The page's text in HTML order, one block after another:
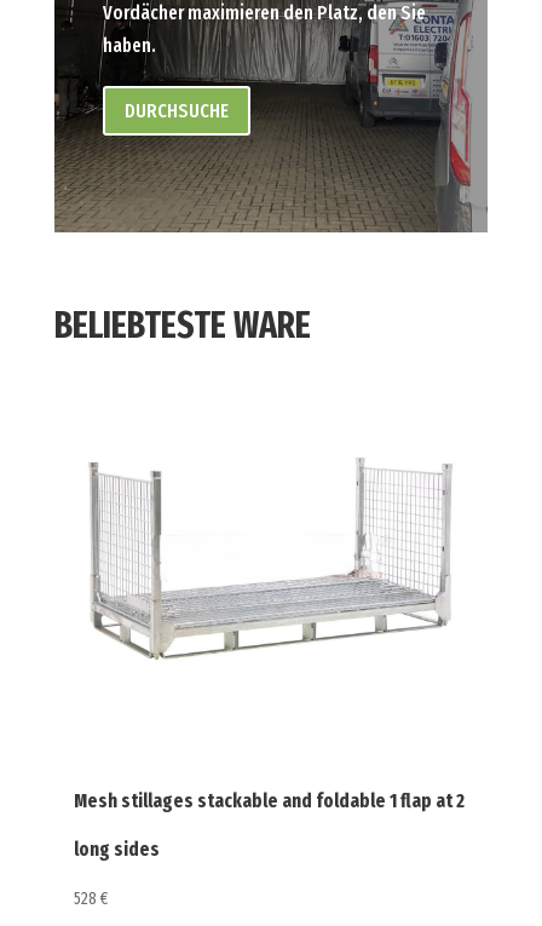
Vordächer maximieren den Platz, den Sie
haben.
DURCHSUCHE
BELIEBTESTE WARE
Mesh stillages stackable and foldable 1 flap at 2
long sides
528 €